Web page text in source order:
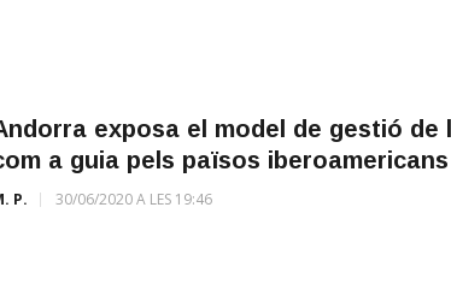
exposa el model de gestió de
a guia pels països iberoamericans
P. 30/06/2020 A LES 19:46